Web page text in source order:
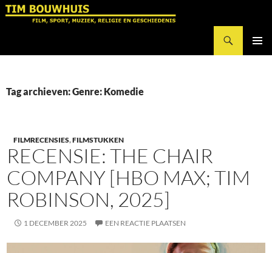
Ga
Tag archieven: Genre: Komedie
FILMRECENSIES,FILMSTUKKEN
RECENSIE: THE CHAIR
COMPANY [HBO MAX; TIM
ROBINSON, 2025]
1 DECEMBER 2025 EEN REACTIE PLAATSEN